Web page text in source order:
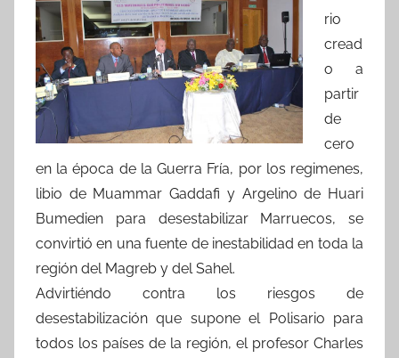
rio
cread
o a
partir
de
cero
en la época de la Guerra Fría, por los regimenes,
libio de Muammar Gaddafi y Argelino de Huari
Bumedien para desestabilizar Marruecos, se
convirtió en una fuente de inestabilidad en toda la
región del Magreb y del Sahel.
Advirtiéndo contra los riesgos de
desestabilización que supone el Polisario para
todos los países de la región, el profesor Charles